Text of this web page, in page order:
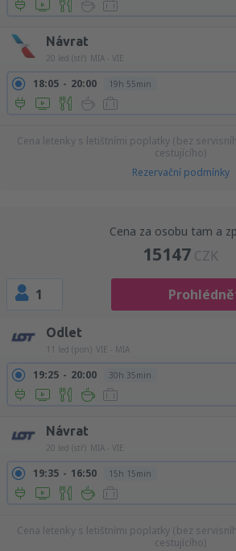
Návrat
20 led (stř) MIA - VIE
18:05 20:00 19h 55min
Cena letenky s letištními poplatky (bez
cestujícího)
Rezervační podmínky
Cena za osobu tam a
15147 CZK
1
Odlet
11 led (pon) VIE - MIA
19:25 20:00 30h 35min
Návrat
20 led (stř) MIA - VIE
19:35 16:50 15h 15min
Cena letenky s letištními poplatky (bez
cestujícího)